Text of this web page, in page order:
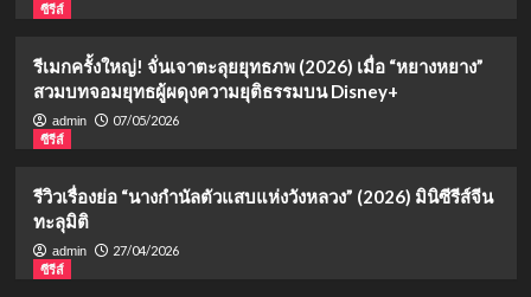
ซีรีส์
รีเมกครั้งใหญ่! จั่นเจาตะลุยยุทธภพ (2026) เมื่อ “หยางหยาง”
สวมบทจอมยุทธผู้ผดุงความยุติธรรมบน Disney+
admin
07/05/2026
ซีรีส์
รีวิวเรื่องย่อ “นางกำนัลตัวแสบแห่งวังหลวง” (2026) มินิซีรีส์จีน
ทะลุมิติ
admin
27/04/2026
ซีรีส์